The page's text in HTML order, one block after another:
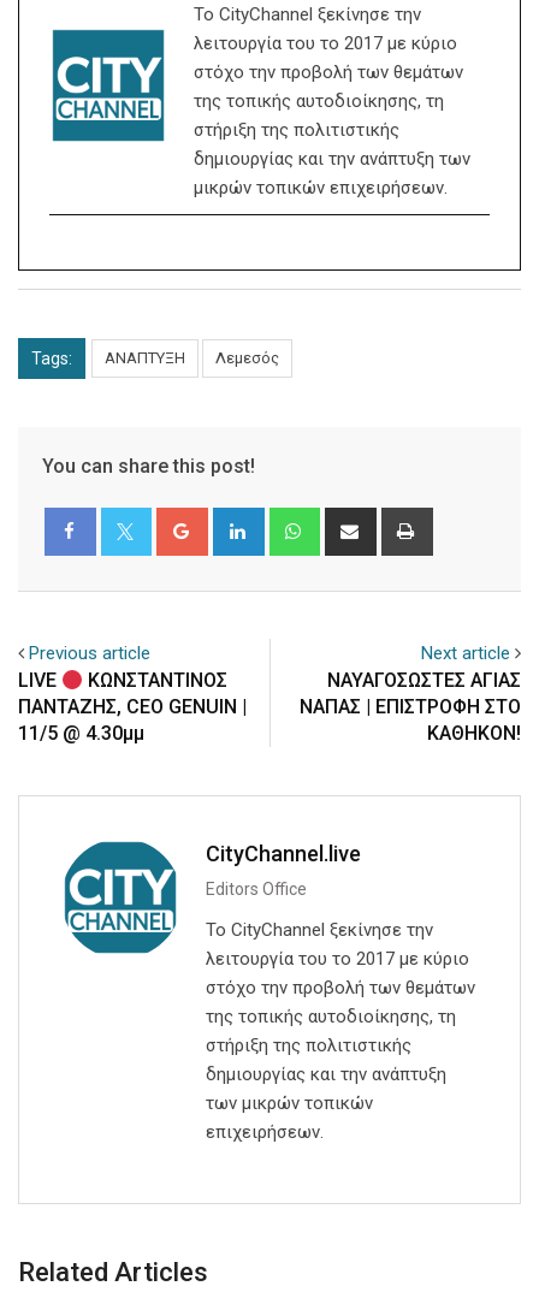
Το CityChannel ξεκίνησε την
λειτουργία του το 2017 με κύριο
στόχο την προβολή των θεμάτων
της τοπικής αυτοδιοίκησης, τη
στήριξη της πολιτιστικής
δημιουργίας και την ανάπτυξη των
μικρών τοπικών επιχειρήσεων.
Tags: ΑΝΑΠΤΥΞΗ Λεμεσός
You can share this post!
Google+ LinkedIn WhatsappShare
Previous article
LIVE
ΚΩΝΣΤΑΝΤΙΝΟΣ
ΠΑΝΤΑΖΗΣ, CEO GENUIN |
11/5 @ 4.30μμ
Next article
ΝΑΥΑΓΟΣΩΣΤΕΣ ΑΓΙΑΣ
ΝΑΠΑΣ | ΕΠΙΣΤΡΟΦΗ ΣΤΟ
ΚΑΘΗΚΟΝ!
CityChannel.live
Editors Office
Το CityChannel ξεκίνησε την
λειτουργία του το 2017 με κύριο
στόχο την προβολή των θεμάτων
της τοπικής αυτοδιοίκησης, τη
στήριξη της πολιτιστικής
δημιουργίας και την ανάπτυξη
των μικρών τοπικών
επιχειρήσεων.
Related Articles